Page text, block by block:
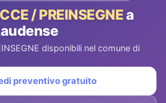
/ PREINSEGNEa
disponibili nel comune di
preventivo gratuito